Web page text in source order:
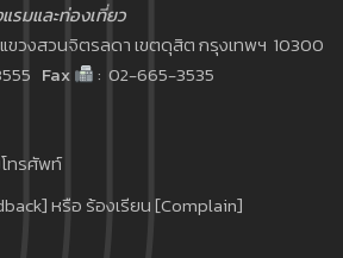
รมและท่องเที่ยว
วงสวนจิตรลดา เขตดุสิต กรุงเทพฯ 10300
Fax : 02-665-3535
ทรศัพท์
หรือ ร้องเรียน [Complain]